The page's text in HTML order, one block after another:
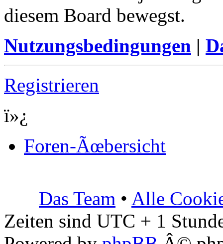
diesem Board bewegst.
Nutzungsbedingungen |
Registrieren
ï»¿
Foren-Ãœbersicht
Das Team • Alle
Zeiten sind UTC + 1